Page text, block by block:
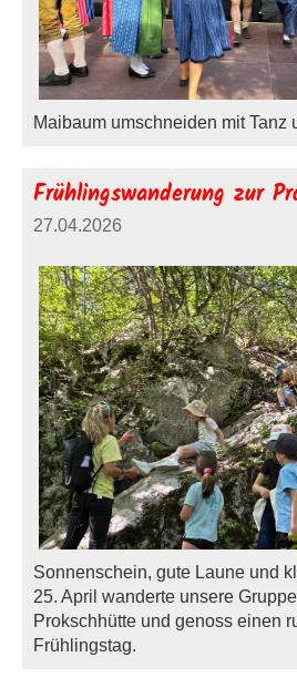
Maibaum umschneiden mit Tanz
Frühlingswanderung zur
27.04.2026
Sonnenschein, gute Laune und
25. April wanderte unsere
Prokschhütte und genoss einen
Frühlingstag.